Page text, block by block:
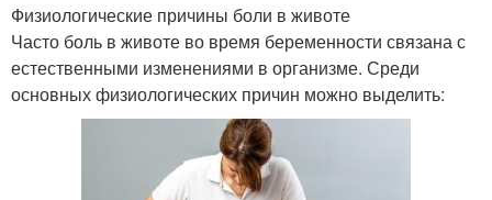
Физиологические причины боли в животе
Часто боль в животе во время беременности связана с
естественными изменениями в организме. Среди
основных физиологических причин можно выделить: